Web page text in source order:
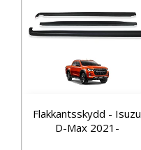
Flakkantsskydd - Isuzu
D-Max 2021-